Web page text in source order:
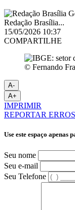
Redação Brasília...
15/05/2026 10:37
COMPARTILHE
© Fernando
A-
A+
IMPRIMIR
REPORTAR ERROS
Use este espaço apenas
Seu nome
Seu e-mail
Seu Telefone